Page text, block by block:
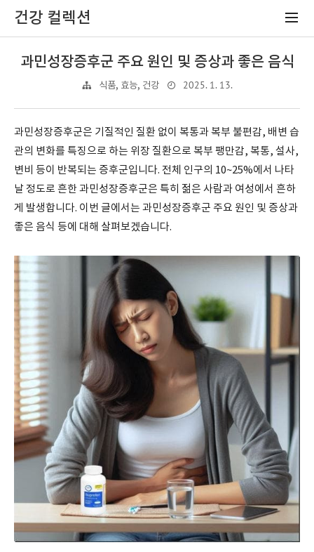
건강 컬렉션
과민성장증후군 주요 원인 및 증상과 좋은 음식
식품, 효능, 건강 2025. 1. 13.
과민성장증후군은 기질적인 질환 없이 복통과 복부 불편감, 배변 습
관의 변화를 특징으로 하는 위장 질환으로 복부 팽만감, 복통, 설사,
변비 등이 반복되는 증후군입니다. 전체 인구의 10~25%에서 나타
날 정도로 흔한 과민성장증후군은 특히 젊은 사람과 여성에서 흔하
게 발생합니다. 이번 글에서는 과민성장증후군 주요 원인 및 증상과
좋은 음식 등에 대해 살펴보겠습니다.